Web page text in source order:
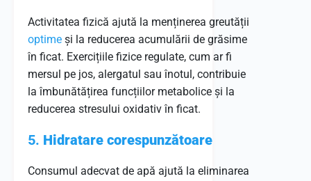
Activitatea fizică ajută la menținerea greutății
optime și la reducerea acumulării de grăsime
în ficat. Exercițiile fizice regulate, cum ar fi
mersul pe jos, alergatul sau înotul, contribuie
la îmbunătățirea funcțiilor metabolice și la
reducerea stresului oxidativ în ficat.
5. Hidratare corespunzătoare
Consumul adecvat de apă ajută la eliminarea